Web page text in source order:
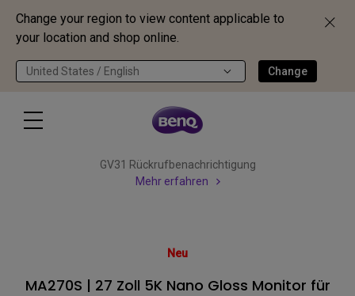
Change your region to view content applicable to
your location and shop online.
United States / English Change
GV31 Rückrufbenachrichtigung
Mehr erfahren
Neu
MA270S | 27 Zoll 5K Nano Gloss Monitor für